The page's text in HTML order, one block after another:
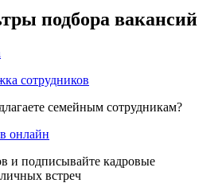
подбора вакансий
сотрудников
семейным сотрудникам?
онлайн
и подписывайте кадровые
встреч